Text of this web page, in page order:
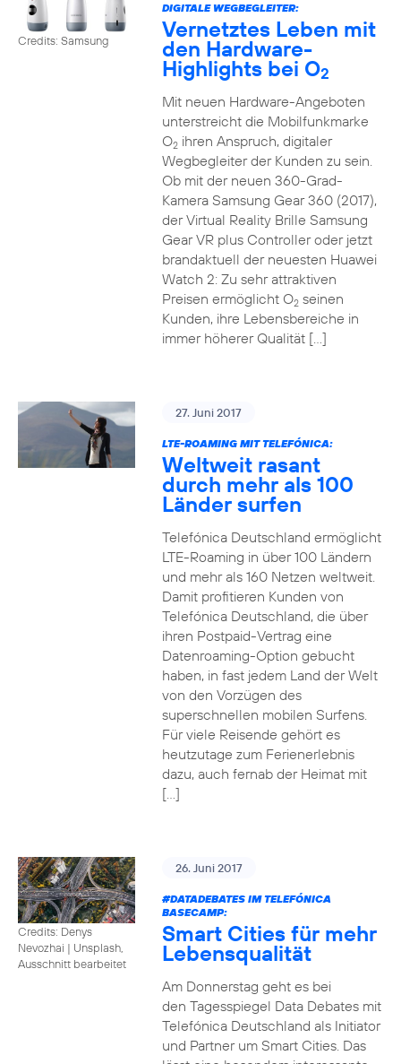
Credits: Samsung
DIGITALE WEGBEGLEITER:
Vernetztes Leben mit
den Hardware-
Highlights bei O2
Mit neuen Hardware-Angeboten
unterstreicht die Mobilfunkmarke
O2ihren Anspruch, digitaler
Wegbegleiter der Kunden zu sein.
Ob mit der neuen 360-Grad-
Kamera Samsung Gear 360 (2017),
der Virtual Reality Brille Samsung
Gear VR plus Controller oder jetzt
brandaktuell der neuesten Huawei
Watch 2: Zu sehr attraktiven
Preisen ermöglicht O2seinen
Kunden, ihre Lebensbereiche in
immer höherer Qualität […]
27. Juni 2017
LTE-ROAMING MIT TELEFÓNICA:
Weltweit rasant
durch mehr als 100
Länder surfen
Telefónica Deutschland ermöglicht
LTE-Roaming in über 100 Ländern
und mehr als 160 Netzen weltweit.
Damit profitieren Kunden von
Telefónica Deutschland, die über
ihren Postpaid-Vertrag eine
Datenroaming-Option gebucht
haben, in fast jedem Land der Welt
von den Vorzügen des
superschnellen mobilen Surfens.
Für viele Reisende gehört es
heutzutage zum Ferienerlebnis
dazu, auch fernab der Heimat mit
[…]
Credits: Denys
Nevozhai | Unsplash,
Ausschnitt bearbeitet
26. Juni 2017
#DATADEBATESIM TELEFÓNICA
BASECAMP:
Smart Cities für mehr
Lebensqualität
Am Donnerstag geht es bei
den Tagesspiegel Data Debates mit
Telefónica Deutschland als Initiator
und Partner um Smart Cities. Das